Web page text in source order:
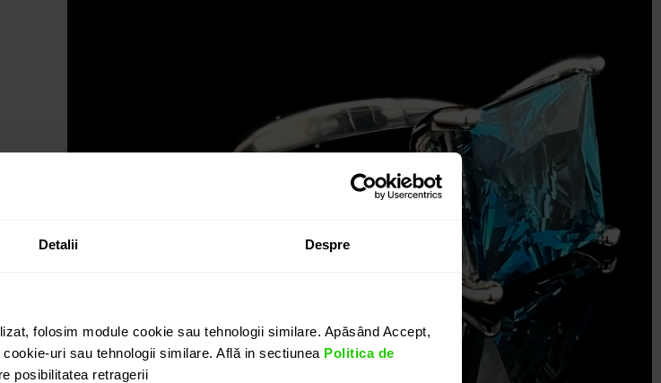
Detalii Despre
folosim module cookie sau tehnologii similare. Apăsând Accept,
uri sau tehnologii similare. Află in sectiunea Politica de
posibilitatea retragerii